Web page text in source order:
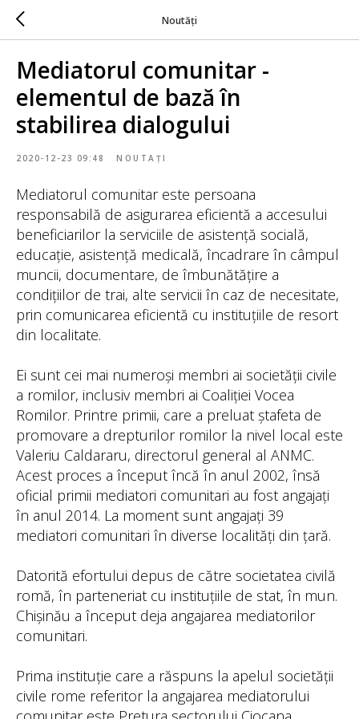
Noutăți
Mediatorul comunitar -
elementul de bază în
stabilirea dialogului
2020-12-23 09:48 NOUTAȚI
Mediatorul comunitar este persoana
responsabilă de asigurarea eficientă a accesului
beneficiarilor la serviciile de asistență socială,
educație, asistență medicală, încadrare în câmpul
muncii, documentare, de îmbunătățire a
condițiilor de trai, alte servicii în caz de necesitate,
prin comunicarea eficientă cu instituțiile de resort
din localitate.
Ei sunt cei mai numeroși membri ai societății civile
a romilor, inclusiv membri ai Coaliției Vocea
Romilor. Printre primii, care a preluat ștafeta de
promovare a drepturilor romilor la nivel local este
Valeriu Caldararu, directorul general al ANMC.
Acest proces a început încă în anul 2002, însă
oficial primii mediatori comunitari au fost angajați
în anul 2014. La moment sunt angajați 39
mediatori comunitari în diverse localități din țară.
Datorită efortului depus de către societatea civilă
romă, în parteneriat cu instituțiile de stat, în mun.
Chișinău a început deja angajarea mediatorilor
comunitari.
Prima instituție care a răspuns la apelul societății
civile rome referitor la angajarea mediatorului